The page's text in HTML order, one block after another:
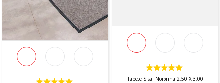
2,00 x 2,50m
*imagens meramente ilustrativas*
Tapete Sisal Noronha 2,50 X 3,00